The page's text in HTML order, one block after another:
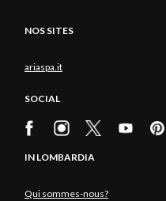
NOS SITES
ariaspa.it
SOCIAL
IN LOMBARDIA
Qui sommes-nous?